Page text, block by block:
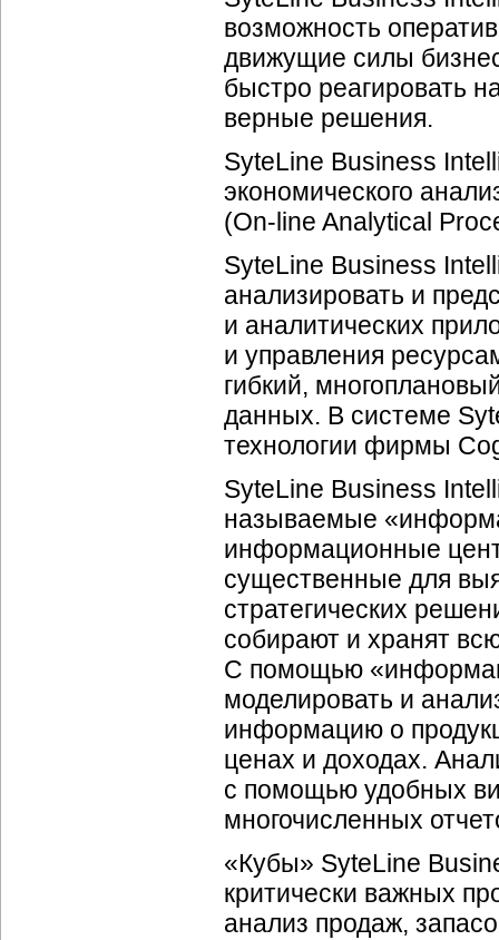
возможность
движущие силы
быстро реагировать
верные решения.
SyteLine Business
экономического
(On-line Analytical
SyteLine Business
анализировать и
и аналитических
и управления
гибкий,
данных. В системе
технологии фирмы
SyteLine Business
называемые
информационные
существенные для
стратегических
собирают и хранят
С помощью
моделировать и
информацию о
ценах и доходах.
с помощью удобных
многочисленных
«Кубы» SyteLine
критически важных
анализ продаж,